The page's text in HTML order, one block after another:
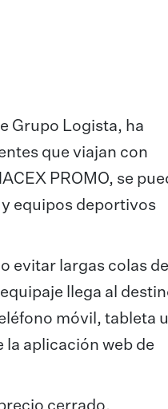
Grupo Logista, ha
que viajan con
PROMO, se
equipos deportivos
evitar largas colas de
llega al
móvil, tableta u
la aplicación web de
cerrado.